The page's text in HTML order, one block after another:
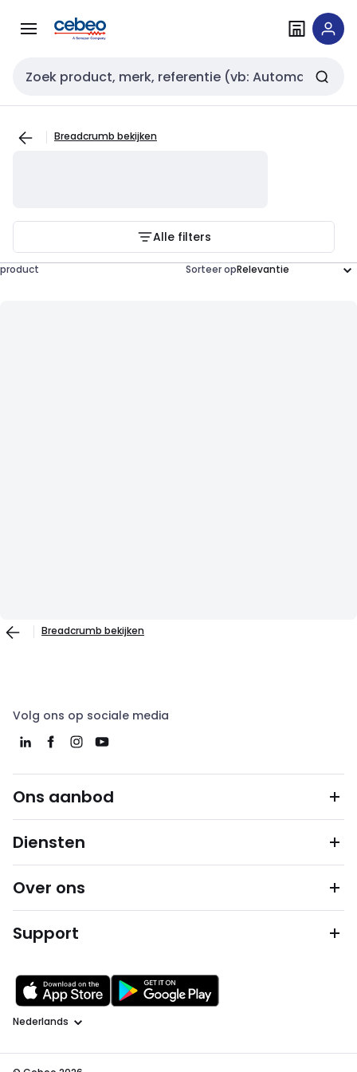
naar
naar
Zoekveld invoer
Breadcrumb bekijken
Alle filters
product Sorteer op
Breadcrumb bekijken
Volg ons op sociale media
Ons aanbod
Diensten
Over ons
Support
Taal